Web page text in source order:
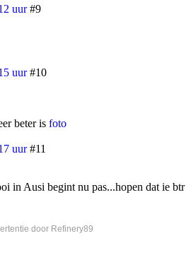
uur #9
uur #10
beter is foto
uur #11
in Ausi begint nu pas...hopen dat ie btr
door Refinery89